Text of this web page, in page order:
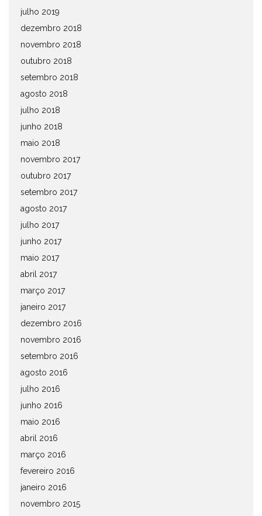
julho 2019
dezembro 2018
novembro 2018
outubro 2018
setembro 2018
agosto 2018
julho 2018
junho 2018
maio 2018
novembro 2017
outubro 2017
setembro 2017
agosto 2017
julho 2017
junho 2017
maio 2017
abril 2017
março 2017
janeiro 2017
dezembro 2016
novembro 2016
setembro 2016
agosto 2016
julho 2016
junho 2016
maio 2016
abril 2016
março 2016
fevereiro 2016
janeiro 2016
novembro 2015